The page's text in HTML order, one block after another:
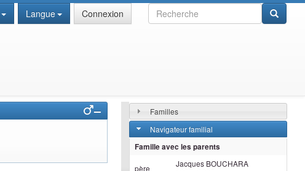
Recherche
Langue Connexion
–
Familles
Navigateur familial
Famille avec les parents
père Jacques BOUCHARA